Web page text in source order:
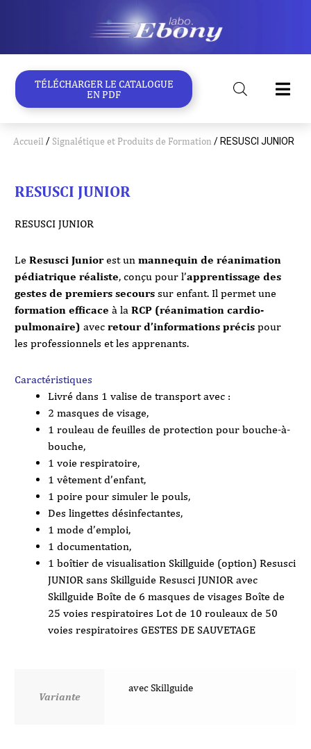
TÉLÉCHARGER LE CATALOGUE
EN PDF
Accueil / Signalétique et Produits de Formation / RESUSCI JUNIOR
RESUSCI JUNIOR
RESUSCI JUNIOR
Le Resusci Juniorest un mannequin de réanimation
pédiatrique réaliste, conçu pour l’apprentissage des
gestes de premiers secours sur enfant. Il permet une
formation efficace à la RCP (réanimation cardio-
pulmonaire) avec retour d’informations précis pour
les professionnels et les apprenants.
Caractéristiques
Livré dans 1 valise de transport avec :
2 masques de visage,
1 rouleau de feuilles de protection pour bouche-à-
bouche,
1 voie respiratoire,
1 vêtement d’enfant,
1 poire pour simuler le pouls,
Des lingettes désinfectantes,
1 mode d’emploi,
1 documentation,
1 boîtier de visualisation Skillguide (option) Resusci
JUNIOR sans Skillguide Resusci JUNIOR avec
Skillguide Boîte de 6 masques de visages Boîte de
25 voies respiratoires Lot de 10 rouleaux de 50
voies respiratoires GESTES DE SAUVETAGE
Variante
avec Skillguide